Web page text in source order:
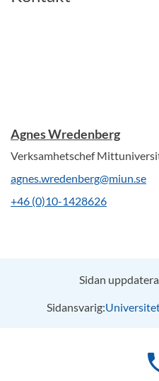
Agnes Wredenberg
Verksamhetschef
agnes.wredenberg@miun.se
+46 (0)10-1428626
Sidan
Sidansvarig: